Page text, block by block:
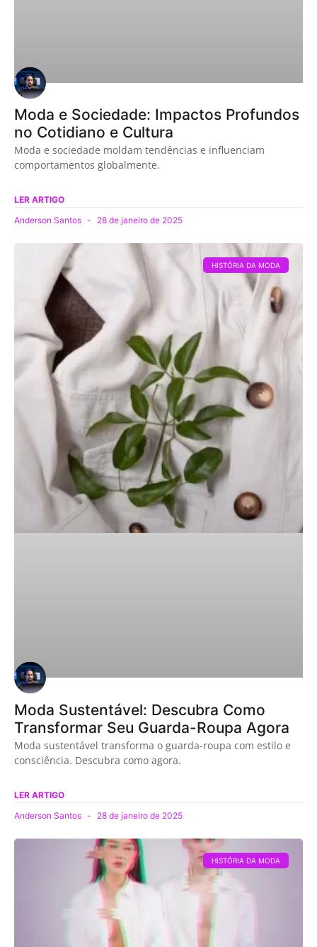
Moda e Sociedade: Impactos Profundos
no Cotidiano e Cultura
Moda e sociedade moldam tendências e influenciam
comportamentos globalmente.
LER ARTIGO
Anderson Santos
28 de janeiro de 2025
HISTÓRIA DA MODA
Moda Sustentável: Descubra Como
Transformar Seu Guarda-Roupa Agora
Moda sustentável transforma o guarda-roupa com estilo e
consciência. Descubra como agora.
LER ARTIGO
Anderson Santos
28 de janeiro de 2025
HISTÓRIA DA MODA